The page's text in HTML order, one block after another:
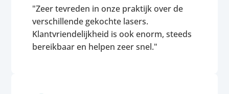
"Zeer tevreden in onze praktijk over de
verschillende gekochte lasers.
Klantvriendelijkheid is ook enorm, steeds
bereikbaar en helpen zeer snel."